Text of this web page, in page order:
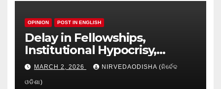
OPINION POST IN ENGLISH
Delay in Fellowships,
Institutional Hypocrisy,
Research setbacks: A Hidden
Crisis in Odisha’s Higher
MARCH 2, 2026 NIRVEDAODISHA (ନିର୍ବେଦ
ଓଡିଶା)